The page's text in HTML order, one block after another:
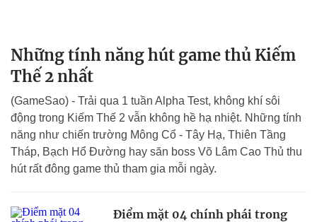
Những tính năng hút game thủ Kiếm
Thế 2 nhất
(GameSao) - Trải qua 1 tuần Alpha Test, không khí sôi
động trong Kiếm Thế 2 vẫn không hề hạ nhiệt. Những tính
năng như chiến trường Mông Cổ - Tây Hạ, Thiên Tầng
Tháp, Bạch Hổ Đường hay săn boss Võ Lâm Cao Thủ thu
hút rất đông game thủ tham gia mỗi ngày.
Điểm mặt 04 chính phái trong